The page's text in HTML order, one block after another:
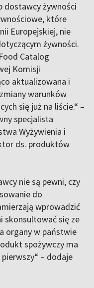
dostawcy żywności
które
Europejskiej, nie
żywności.
Catalog
Komisji
aktualizowana i
warunków
się już na liście.“ –
specjalista
Wyżywienia i
ds. produktów
nie są pewni, czy
do
wprowadzić
skonsultować się ze
organy w państwie
spożywczy ma
– dodaje